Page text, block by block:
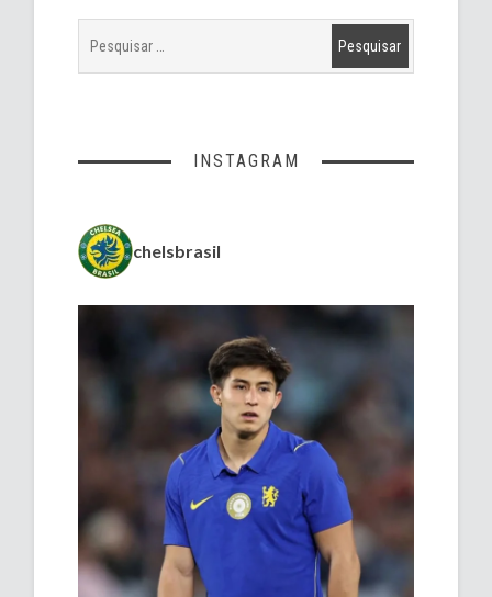
INSTAGRAM
chelsbrasil